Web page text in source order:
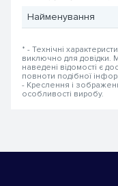
Найменування
* - Технічні
виключно для довідки.
наведені відомості є
повноти подібної
- Креслення і
особливості виробу.